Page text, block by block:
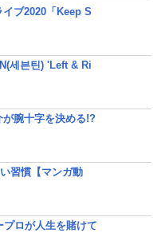
ブ2020「Keep S
세븐틴) 'Left & Ri
腕十字を決める!?
習慣【マンガ動
プロが人生を賭けて